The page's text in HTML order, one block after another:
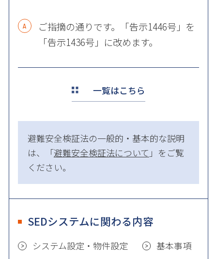
ご指摘の通りです。「告示1446号」を
「告示1436号」に改めます。
一覧はこちら
避難安全検証法の一般的・基本的な説明
は、「避難安全検証法について 」をご覧
ください。
SEDシステムに関わる内容
システム設定・物件設定
基本事項